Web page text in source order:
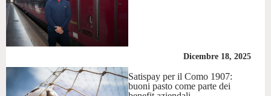
Dicembre 18, 2025
Satispay per il Como 1907:
buoni pasto come parte dei